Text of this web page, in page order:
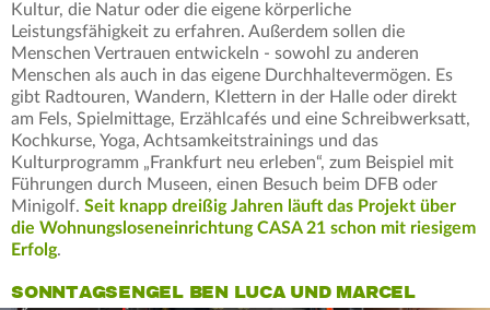
Kultur, die Natur oder die eigene körperliche
Leistungsfähigkeit zu erfahren. Außerdem sollen die
Menschen Vertrauen entwickeln - sowohl zu anderen
Menschen als auch in das eigene Durchhaltevermögen. Es
gibt Radtouren, Wandern, Klettern in der Halle oder direkt
am Fels, Spielmittage, Erzählcafés und eine Schreibwerksatt,
Kochkurse, Yoga, Achtsamkeitstrainings und das
Kulturprogramm „Frankfurt neu erleben“, zum Beispiel mit
Führungen durch Museen, einen Besuch beim DFB oder
Minigolf. Seit knapp dreißig Jahren läuft das Projekt über
die Wohnungsloseneinrichtung CASA 21 schon mit riesigem
Erfolg.
SONNTAGSENGEL BEN LUCA UND MARCEL